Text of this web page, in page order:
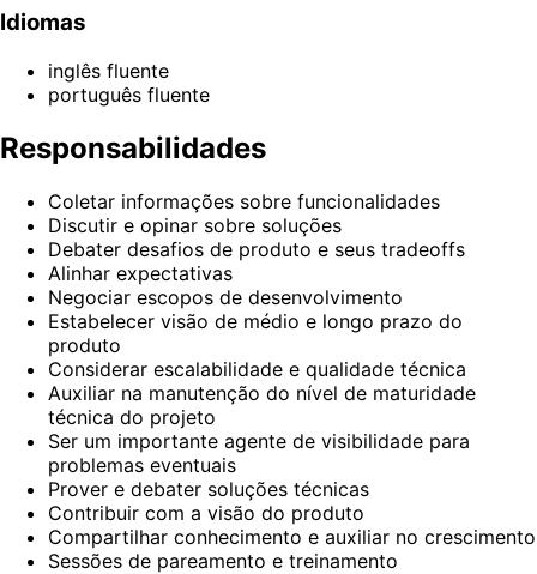
Idiomas
inglês fluente
português fluente
Responsabilidades
Coletar informações sobre funcionalidades
Discutir e opinar sobre soluções
Debater desafios de produto e seus tradeoffs
Alinhar expectativas
Negociar escopos de desenvolvimento
Estabelecer visão de médio e longo prazo do
produto
Considerar escalabilidade e qualidade técnica
Auxiliar na manutenção do nível de maturidade
técnica do projeto
Ser um importante agente de visibilidade para
problemas eventuais
Prover e debater soluções técnicas
Contribuir com a visão do produto
Compartilhar conhecimento e auxiliar no crescimento
Sessões de pareamento e treinamento